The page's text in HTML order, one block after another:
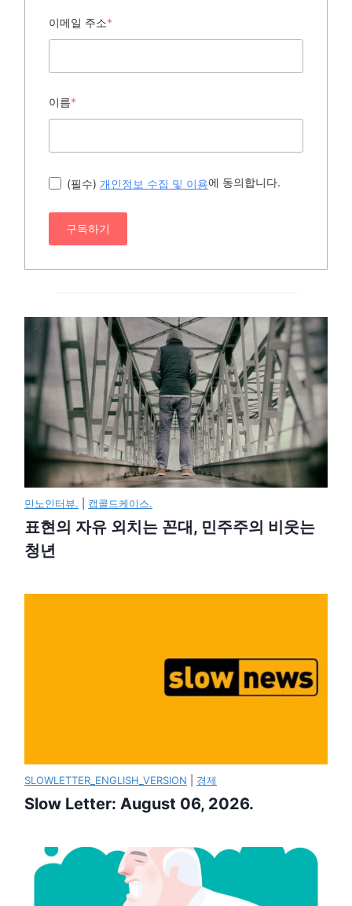
이메일 주소*
이름*
(필수) 개인정보 수집 및 이용에 동의합니다.
구독하기
민노인터뷰. 캡콜드케이스.
표현의 자유 외치는 꼰대, 민주주의 비웃는
청년
SLOWLETTER_ENGLISH_VERSION 경제
Slow Letter: August 06, 2026.